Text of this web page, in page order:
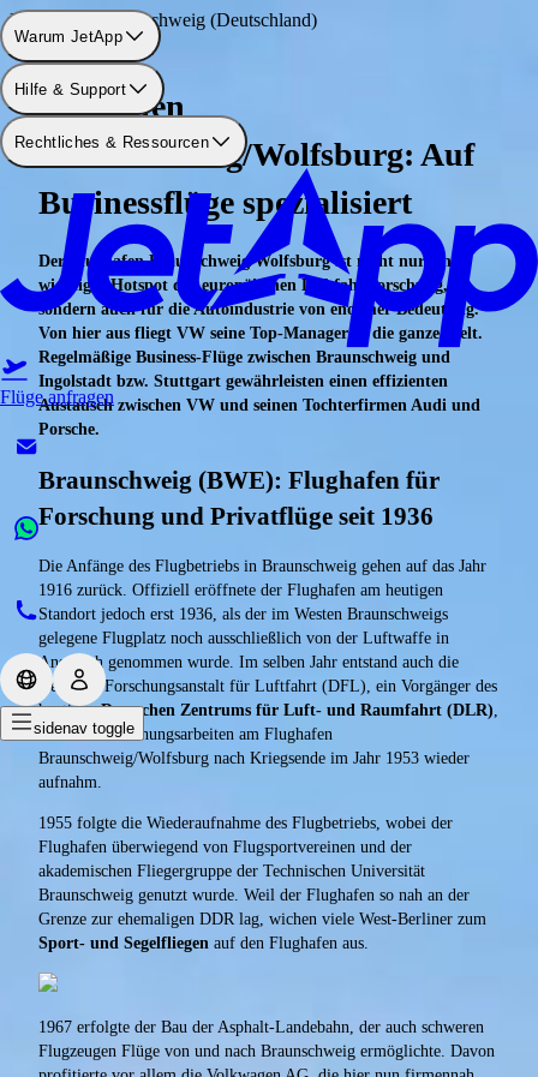
Warum JetApp
Hilfe & Support
Rechtliches & Ressourcen
Flüge anfragen
sidenav toggle
Flughafen: Braunschweig (Deutschland)
Flughafen
Braunschweig/Wolfsburg: Auf
Businessflüge spezialisiert
Der Flughafen Braunschweig/Wolfsburg ist nicht nur ein
wichtiger Hotspot der europäischen Luftfahrtforschung,
sondern auch für die Autoindustrie von enormer Bedeutung.
Von hier aus fliegt VW seine Top-Manager in die ganze Welt.
Regelmäßige Business-Flüge zwischen Braunschweig und
Ingolstadt bzw. Stuttgart gewährleisten einen effizienten
Austausch zwischen VW und seinen Tochterfirmen Audi und
Porsche.
Braunschweig (BWE): Flughafen für
Forschung und Privatflüge seit 1936
Die Anfänge des Flugbetriebs in Braunschweig gehen auf das Jahr
1916 zurück. Offiziell eröffnete der Flughafen am heutigen
Standort jedoch erst 1936, als der im Westen Braunschweigs
gelegene Flugplatz noch ausschließlich von der Luftwaffe in
Anspruch genommen wurde. Im selben Jahr entstand auch die
Deutsche Forschungsanstalt für Luftfahrt (DFL), ein Vorgänger des
heutigenDeutschen Zentrums für Luft- und Raumfahrt (DLR),
das seine Forschungsarbeiten am Flughafen
Braunschweig/Wolfsburg nach Kriegsende im Jahr 1953 wieder
aufnahm.
1955 folgte die Wiederaufnahme des Flugbetriebs, wobei der
Flughafen überwiegend von Flugsportvereinen und der
akademischen Fliegergruppe der Technischen Universität
Braunschweig genutzt wurde. Weil der Flughafen so nah an der
Grenze zur ehemaligen DDR lag, wichen viele West-Berliner zum
Sport- und Segelfliegen auf den Flughafen aus.
1967 erfolgte der Bau der Asphalt-Landebahn, der auch schweren
Flugzeugen Flüge von und nach Braunschweig ermöglichte. Davon